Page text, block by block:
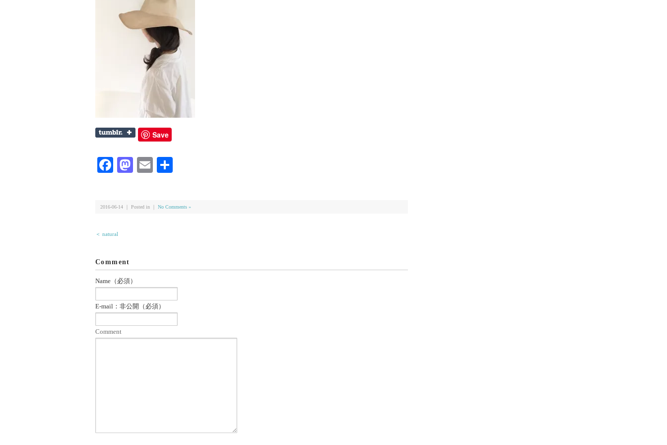
Save
Facebook
Mastodon
Email
2016-06-14 ｜ Posted in ｜ No Comments »
＜ natural
Comment
Name（必須）
E-mail：非公開（必須）
Comment